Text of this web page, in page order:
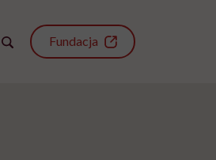
Fundacja